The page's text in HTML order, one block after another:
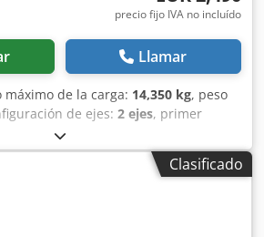
precio fijo IVA no incluído
Llamar
máximo de la carga: 14,350 kg, peso
de ejes: 2 ejes, primer
del espacio de carga:
de carga:2,500 mm, altura del
, N.º interno: Schwarzmüller
Clasificado